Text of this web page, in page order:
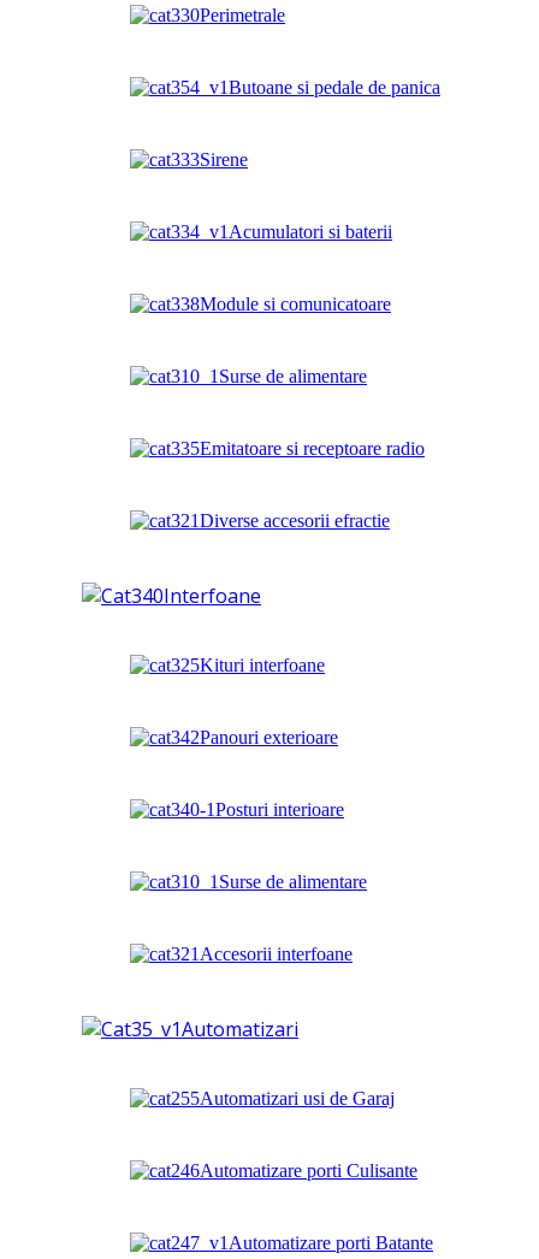
Perimetrale
Butoane si pedale de panica
Sirene
Acumulatori si baterii
Module si comunicatoare
Surse de alimentare
Emitatoare si receptoare radio
Diverse accesorii efractie
Interfoane
Kituri interfoane
Panouri exterioare
Posturi interioare
Surse de alimentare
Accesorii interfoane
Automatizari
Automatizari usi de Garaj
Automatizare porti Culisante
Automatizare porti Batante